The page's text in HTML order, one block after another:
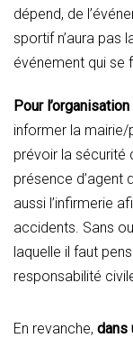
dépend, de
sportif n’aura pas
événement qui se
Pour
informer la
prévoir la sécurité
présence d’agent
aussi l’infirmerie
accidents. Sans
laquelle il faut
responsabilité
En revanche, dans